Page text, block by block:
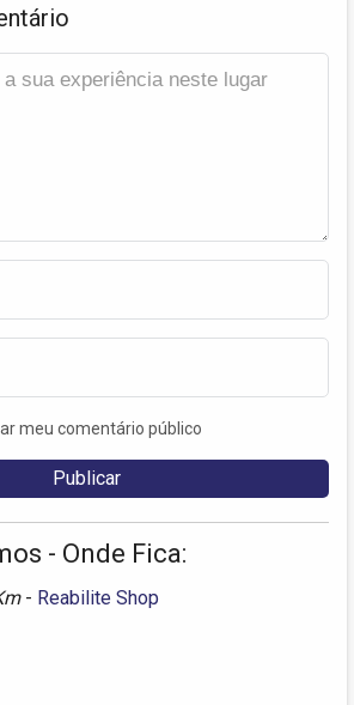
meu comentário público
- Onde Fica:
- Reabilite Shop